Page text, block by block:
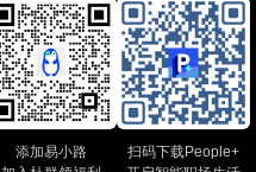
添加易小路
扫码下载People+